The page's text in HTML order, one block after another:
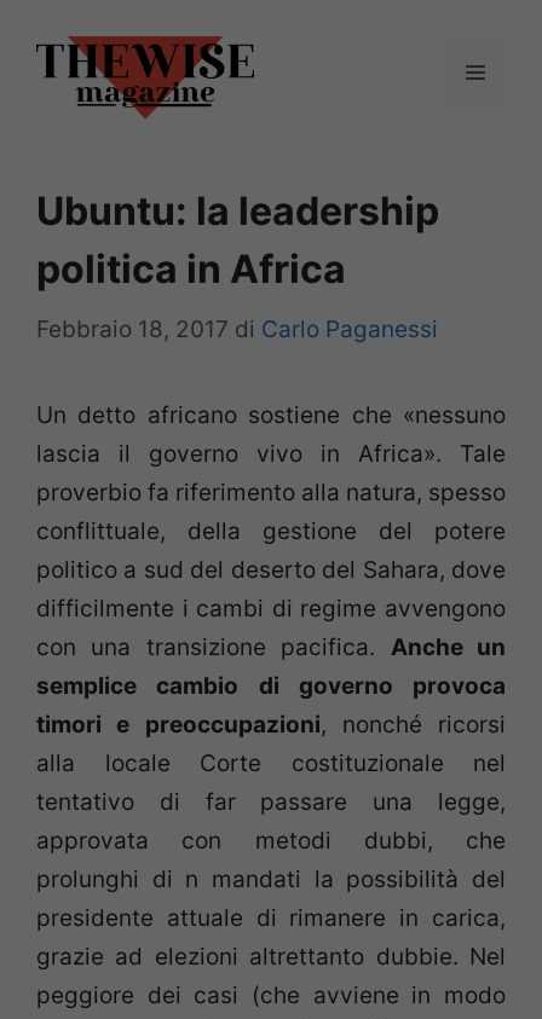
contenuto
Menu
Ubuntu: la leadership
politica in Africa
Febbraio 18, 2017 di Carlo Paganessi
Un detto africano sostiene che «nessuno
lascia il governo vivo in Africa». Tale
proverbio fa riferimento alla natura, spesso
conflittuale, della gestione del potere
politico a sud del deserto del Sahara, dove
difficilmente i cambi di regime avvengono
con una transizione pacifica. Anche un
semplice cambio di governo provoca
timori e preoccupazioni, nonché ricorsi
alla locale Corte costituzionale nel
tentativo di far passare una legge,
approvata con metodi dubbi, che
prolunghi di n mandati la possibilità del
presidente attuale di rimanere in carica,
grazie ad elezioni altrettanto dubbie. Nel
peggiore dei casi (che avviene in modo